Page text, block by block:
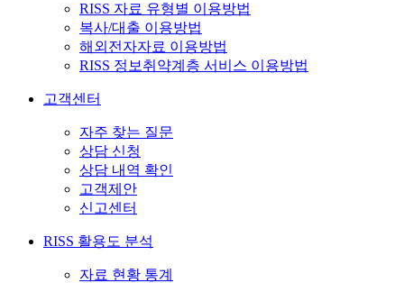
RISS 자료 유형별 이용방법
복사/대출 이용방법
해외전자자료 이용방법
RISS 정보취약계층 서비스 이용방법
고객센터
자주 찾는 질문
상담 신청
상담 내역 확인
고객제안
신고센터
RISS 활용도 분석
자료 현황 통계